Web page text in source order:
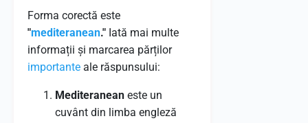
Forma corectă este
"mediteranean." Iată mai multe
informații și marcarea părților
importante ale răspunsului:
Mediteranean este un
cuvânt din limba engleză